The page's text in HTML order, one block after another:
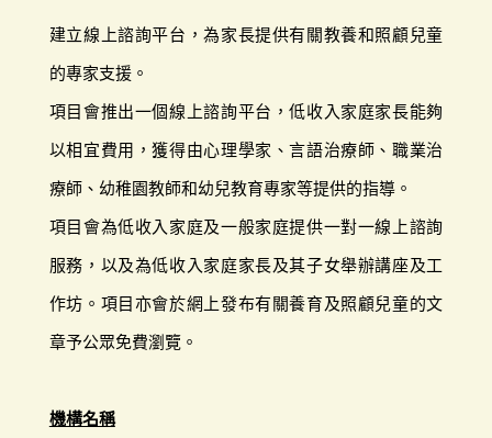
建立線上諮詢平台，為家長提供有關教養和照顧兒童
的專家支援。
項目會推出一個線上諮詢平台，低收入家庭家長能夠
以相宜費用，獲得由心理學家、言語治療師、職業治
療師、幼稚園教師和幼兒教育專家等提供的指導。
項目會為低收入家庭及一般家庭提供一對一線上諮詢
服務，以及為低收入家庭家長及其子女舉辦講座及工
作坊。項目亦會於網上發布有關養育及照顧兒童的文
章予公眾免費瀏覽。
機構名稱